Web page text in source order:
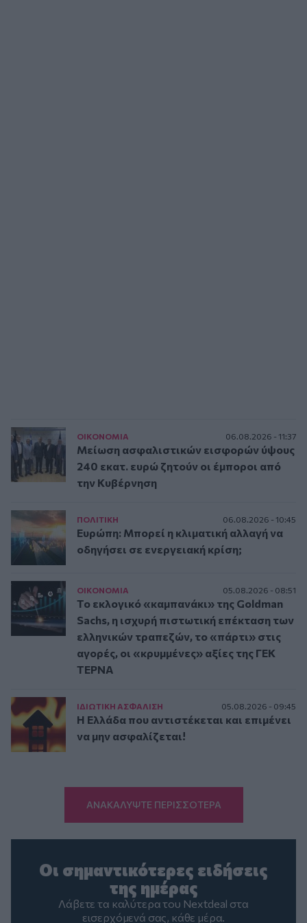
ΟΙΚΟΝΟΜΙΑ 06.08.2026 - 11:37
Μείωση ασφαλιστικών εισφορών ύψους
240 εκατ. ευρώ ζητούν οι έμποροι από
την Κυβέρνηση
ΠΟΛΙΤΙΚΗ 06.08.2026 - 10:45
Ευρώπη: Μπορεί η κλιματική αλλαγή να
οδηγήσει σε ενεργειακή κρίση;
ΟΙΚΟΝΟΜΙΑ 05.08.2026 - 08:51
Το εκλογικό «καμπανάκι» της Goldman
Sachs, η ισχυρή πιστωτική επέκταση των
ελληνικών τραπεζών, το «πάρτι» στις
αγορές, οι «κρυμμένες» αξίες της ΓΕΚ
ΤΕΡΝΑ
ΙΔΙΩΤΙΚΗ ΑΣΦAΛΙΣΗ 05.08.2026 - 09:45
Η Ελλάδα που αντιστέκεται και επιμένει
να μην ασφαλίζεται!
ΑΝΑΚΑΛΥΨΤΕ ΠΕΡΙΣΣΟΤΕΡΑ
Οι σημαντικότερες ειδήσεις
της ημέρας
Λάβετε τα καλύτερα του Nextdeal στα
εισερχόμενά σας, κάθε μέρα.